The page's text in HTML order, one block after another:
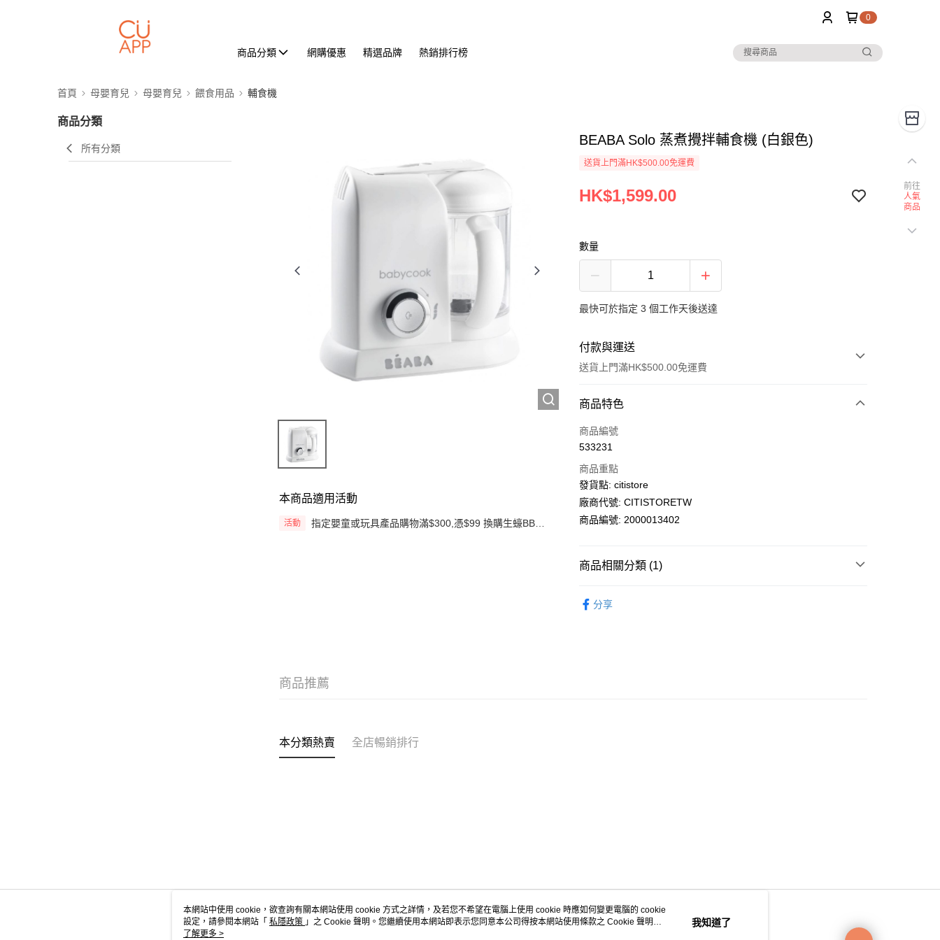
0
商品分類 網購優惠 精選品牌 熱銷排行榜
首頁 母嬰育兒 母嬰育兒 餵食用品 輔食機
商品分類
所有分類
本商品適用活動
活動
指定嬰童或玩具產品購物滿$300,憑$99 換購生蠔BB旅
BEABA Solo 蒸煮攪拌輔食機 (白銀色)
送貨上門滿HK$500.00免運費
HK$1,599.00
數量
最快可於指定 3 個工作天後送達
付款與運送
送貨上門滿HK$500.00免運費
付款方式
信用卡
PayMe
WeChat Pay
每筆HK$100.00，滿HK$500.00或以上免運費
商品特色
商品編號
533231
商品重點
發貨點: citistore
廠商代號: CITISTORETW
商品編號: 2000013402
商品相關分類 (1)
分享
商品推薦
本分類熱賣 全店暢銷排行
關於我們 客戶服務
前往
人氣
商品
本網站中使用 cookie，欲查詢有關本網站使用 cookie 方式之詳情，及若您不希望在電腦上使用 cookie 時應如何變更電腦的 cookie
設定，請參閱本網站「 私隱政策 」之 Cookie 聲明。您繼續使用本網站即表示您同意本公司得按本網站使用條款之 Cookie 聲明使
用 cookie。
了解更多 >
我知道了